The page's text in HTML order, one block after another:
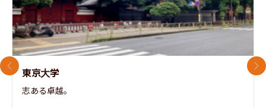
東京大学
志ある卓越。
前のスライド 次